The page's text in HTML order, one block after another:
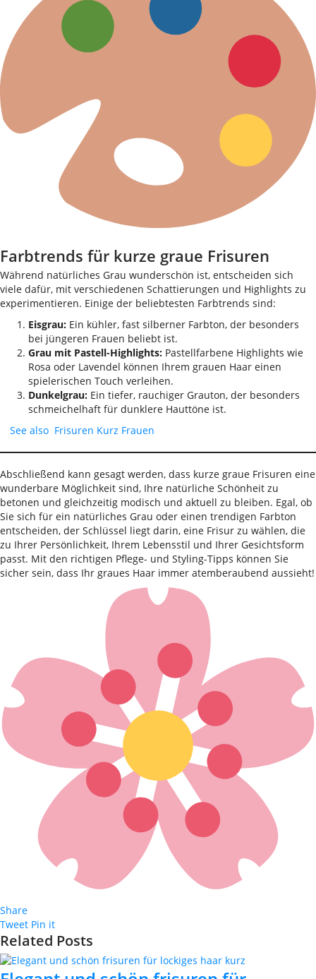
Farbtrends für kurze graue Frisuren
Während natürliches Grau wunderschön ist, entscheiden sich
viele dafür, mit verschiedenen Schattierungen und Highlights zu
experimentieren. Einige der beliebtesten Farbtrends sind:
Eisgrau: Ein kühler, fast silberner Farbton, der besonders
bei jüngeren Frauen beliebt ist.
Grau mit Pastell-Highlights: Pastellfarbene Highlights wie
Rosa oder Lavendel können Ihrem grauen Haar einen
spielerischen Touch verleihen.
Dunkelgrau: Ein tiefer, rauchiger Grauton, der besonders
schmeichelhaft für dunklere Hauttöne ist.
See also Frisuren Kurz Frauen
Abschließend kann gesagt werden, dass kurze graue Frisuren eine
wunderbare Möglichkeit sind, Ihre natürliche Schönheit zu
betonen und gleichzeitig modisch und aktuell zu bleiben. Egal, ob
Sie sich für ein natürliches Grau oder einen trendigen Farbton
entscheiden, der Schlüssel liegt darin, eine Frisur zu wählen, die
zu Ihrer Persönlichkeit, Ihrem Lebensstil und Ihrer Gesichtsform
passt. Mit den richtigen Pflege- und Styling-Tipps können Sie
sicher sein, dass Ihr graues Haar immer atemberaubend aussieht!
Share
Tweet Pin it
Related Posts